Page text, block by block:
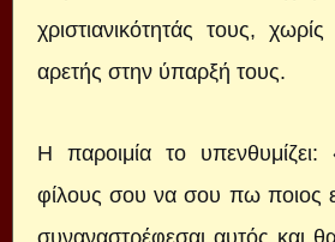
χριστιανικότητάς τους,
αρετής στην ύπαρξή τους.
Η παροιμία το υπενθυμίζει:
φίλους σου να σου πω ποιος
συναναστρέφεσαι αυτός και